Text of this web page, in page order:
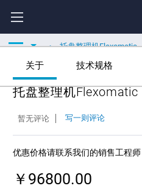
托盘整理机Flexomatic
托盘整理机Flexomatic
暂无评论 写一则评论
优惠价格请联系我们的销售工程师
￥96800.00
关于 技术规格